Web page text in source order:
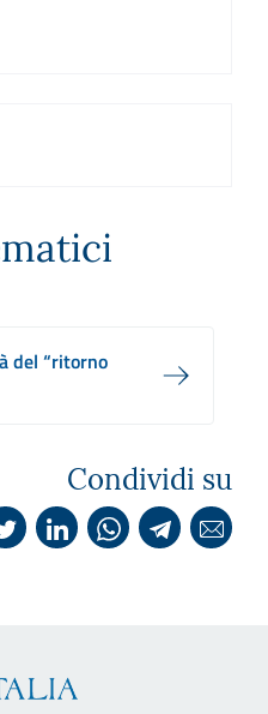
del “ritorno
Condividi su